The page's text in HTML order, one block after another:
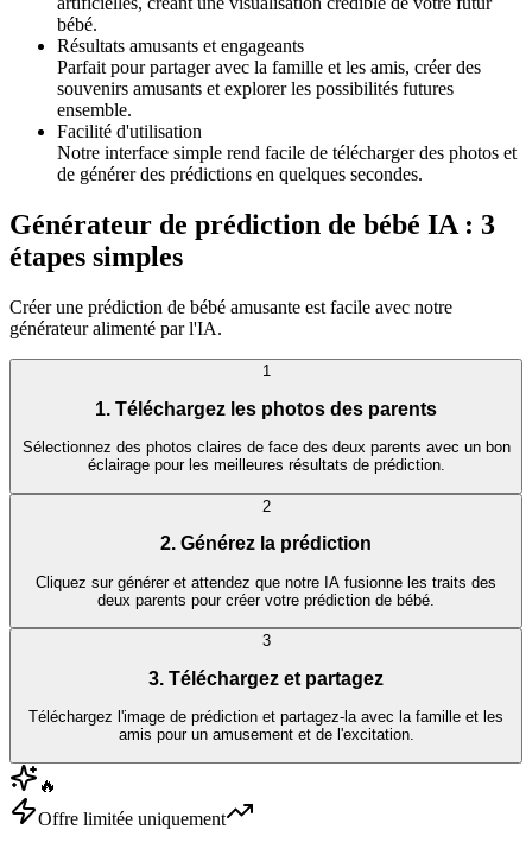
bébé.
Résultats amusants et engageants
Parfait pour partager avec la famille et les amis, créer des
souvenirs amusants et explorer les possibilités futures
ensemble.
Facilité d'utilisation
Notre interface simple rend facile de télécharger des photos et
de générer des prédictions en quelques secondes.
Générateur de prédiction de bébé IA : 3
étapes simples
Créer une prédiction de bébé amusante est facile avec notre
générateur alimenté par l'IA.
1
1. Téléchargez les photos des parents
Sélectionnez des photos claires de face des deux parents avec un bon
éclairage pour les meilleures résultats de prédiction.
2
2. Générez la prédiction
Cliquez sur générer et attendez que notre IA fusionne les traits des
deux parents pour créer votre prédiction de bébé.
3
3. Téléchargez et partagez
Téléchargez l'image de prédiction et partagez-la avec la famille et les
amis pour un amusement et de l'excitation.
🔥
Offre limitée uniquement